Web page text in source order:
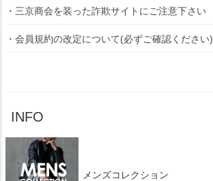
・三京商会を装った詐欺サイトにご注意下さい
・会員規約の改定について(必ずご確認ください)
INFO
メンズコレクション